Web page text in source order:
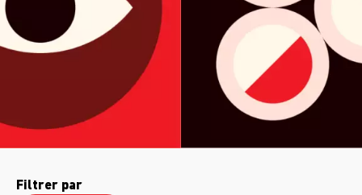
Filtrer par